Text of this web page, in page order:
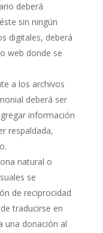
deberá
sin ningún
digitales, deberá
web donde se
a los archivos
deberá ser
información
respaldada,
natural o
se
de reciprocidad
traducirse en
una donación al